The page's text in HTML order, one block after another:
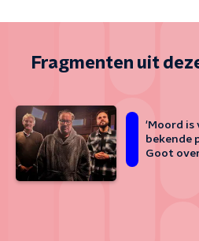
Fragmenten uit
'Moord is
bekende
Goot